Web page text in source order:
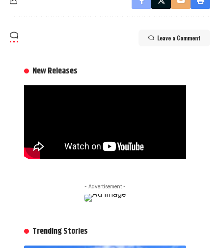
Leave a Comment
New Releases
- Advertisement -
Trending Stories